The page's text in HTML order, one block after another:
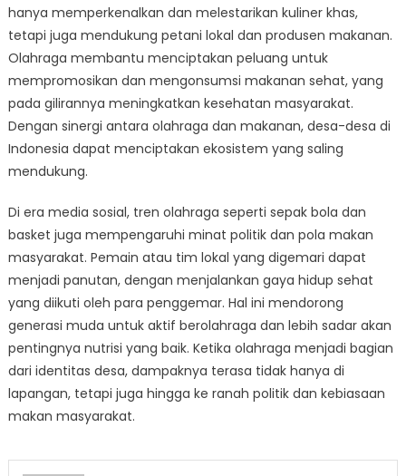
hanya memperkenalkan dan melestarikan kuliner khas,
tetapi juga mendukung petani lokal dan produsen makanan.
Olahraga membantu menciptakan peluang untuk
mempromosikan dan mengonsumsi makanan sehat, yang
pada gilirannya meningkatkan kesehatan masyarakat.
Dengan sinergi antara olahraga dan makanan, desa-desa di
Indonesia dapat menciptakan ekosistem yang saling
mendukung.
Di era media sosial, tren olahraga seperti sepak bola dan
basket juga mempengaruhi minat politik dan pola makan
masyarakat. Pemain atau tim lokal yang digemari dapat
menjadi panutan, dengan menjalankan gaya hidup sehat
yang diikuti oleh para penggemar. Hal ini mendorong
generasi muda untuk aktif berolahraga dan lebih sadar akan
pentingnya nutrisi yang baik. Ketika olahraga menjadi bagian
dari identitas desa, dampaknya terasa tidak hanya di
lapangan, tetapi juga hingga ke ranah politik dan kebiasaan
makan masyarakat.